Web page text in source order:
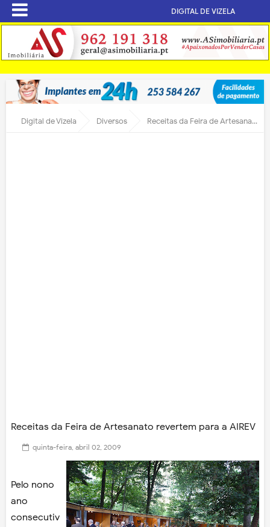
DIGITAL DE VIZELA
Digital de Vizela Diversos Receitas da Feira de Artesanato revertem para a AIREV
Receitas da Feira de Artesanato revertem para a AIREV
quinta-feira, abril 02, 2009
Pelo nono
ano
consecutiv